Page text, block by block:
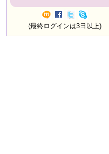
(最終ログインは3日以上)